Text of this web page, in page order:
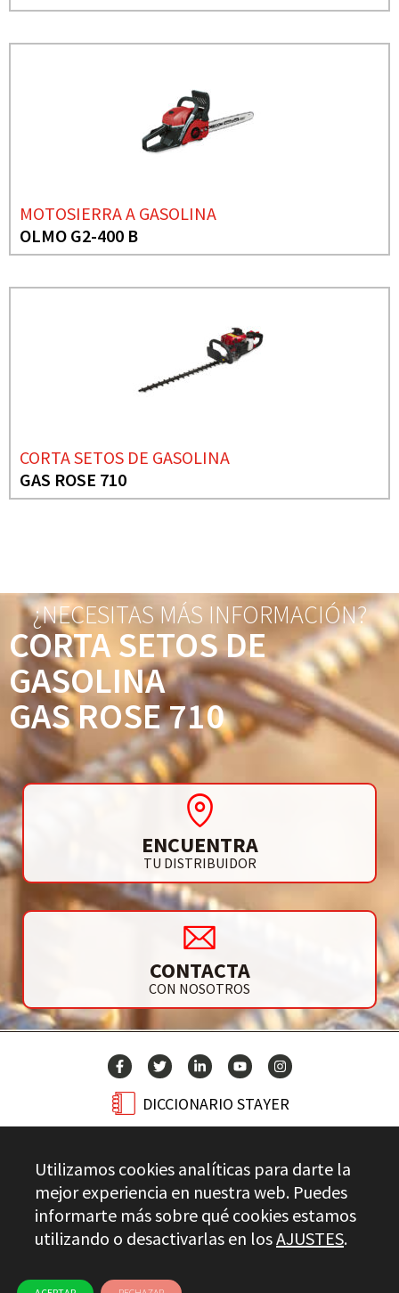
MOTOSIERRA A GASOLINA
OLMO G2-400 B
CORTA SETOS DE GASOLINA
GAS ROSE 710
¿NECESITAS MÁS INFORMACIÓN?
CORTA SETOS DE
GASOLINA
GAS ROSE 710
ENCUENTRA
TU DISTRIBUIDOR
CONTACTA
CON NOSOTROS
DICCIONARIO STAYER
CONTACTO
Stayer.es © 2026
Utilizamos cookies analíticas para darte la
mejor experiencia en nuestra web. Puedes
informarte más sobre qué cookies estamos
utilizando o desactivarlas en losAJUSTES.